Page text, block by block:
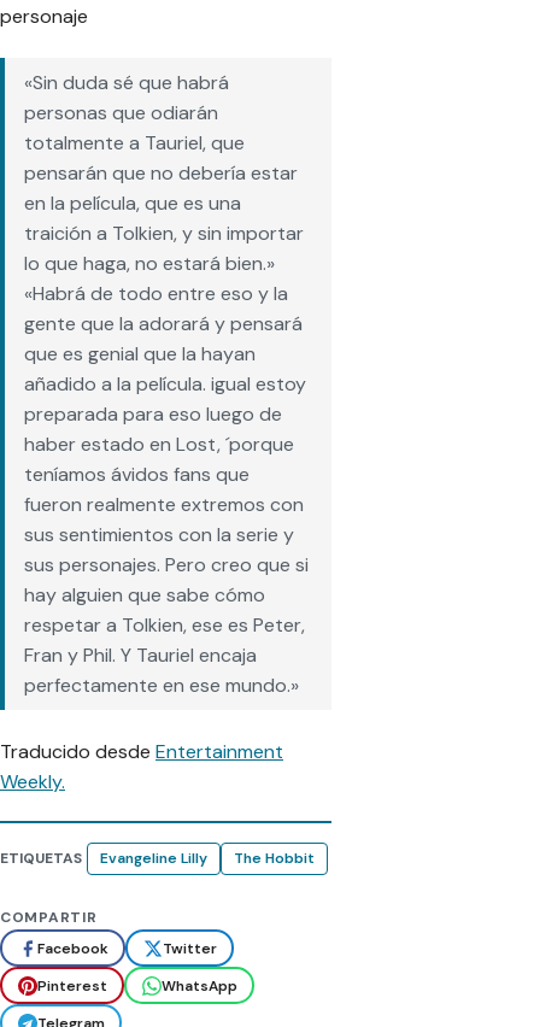
personaje
«Sin duda sé que habrá
personas que odiarán
totalmente a Tauriel, que
pensarán que no debería estar
en la película, que es una
traición a Tolkien, y sin importar
lo que haga, no estará bien.»
«Habrá de todo entre eso y la
gente que la adorará y pensará
que es genial que la hayan
añadido a la película. igual estoy
preparada para eso luego de
haber estado en Lost, ´porque
teníamos ávidos fans que
fueron realmente extremos con
sus sentimientos con la serie y
sus personajes. Pero creo que si
hay alguien que sabe cómo
respetar a Tolkien, ese es Peter,
Fran y Phil. Y Tauriel encaja
perfectamente en ese mundo.»
Traducido desde Entertainment
Weekly.
ETIQUETAS Evangeline Lilly The Hobbit
COMPARTIR
Facebook
Twitter
Pinterest
WhatsApp
Telegram